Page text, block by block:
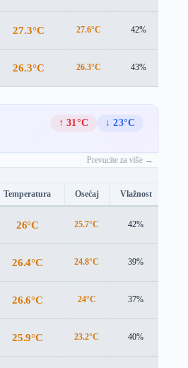
27.3°C 27.6°C 42%
26.3°C 26.3°C 43%
↑ 31°C
↓ 23°C
Prevucite za više →
Temperatura Osećaj Vlažnost
26°C 25.7°C 42%
26.4°C 24.8°C 39%
26.6°C 24°C 37%
25.9°C 23.2°C 40%